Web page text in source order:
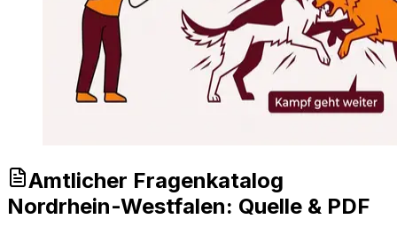
Amtlicher Fragenkatalog
Nordrhein-Westfalen: Quelle & PDF